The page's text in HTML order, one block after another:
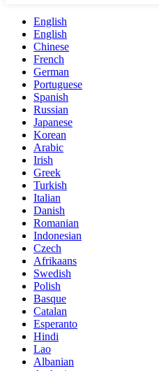
English
English
Chinese
French
German
Portuguese
Spanish
Russian
Japanese
Korean
Arabic
Irish
Greek
Turkish
Italian
Danish
Romanian
Indonesian
Czech
Afrikaans
Swedish
Polish
Basque
Catalan
Esperanto
Hindi
Lao
Albanian